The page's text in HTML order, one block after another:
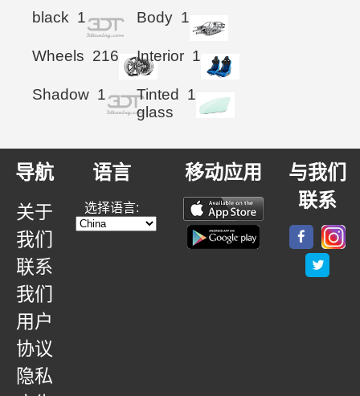
black 1 Body 1
Wheels 216 Interior 1
Shadow 1
Tinted
glass
1
导航
关于
我们
联系
我们
用户
协议
隐私
语言
选择语言:
移动应用
与我们
联系